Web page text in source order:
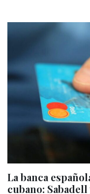
La banca
cubano: